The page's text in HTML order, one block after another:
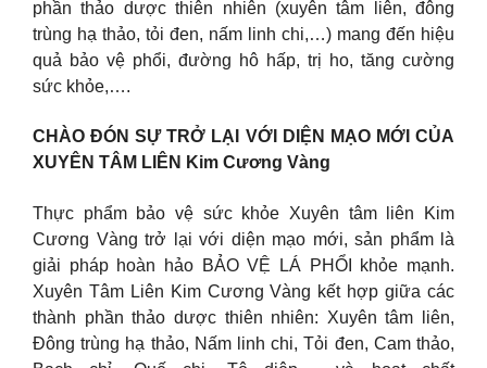
phần thảo dược thiên nhiên (xuyên tâm liên, đông
trùng hạ thảo, tỏi đen, nấm linh chi,…) mang đến hiệu
quả bảo vệ phổi, đường hô hấp, trị ho, tăng cường
sức khỏe,….
CHÀO ĐÓN SỰ TRỞ LẠI VỚI DIỆN MẠO MỚI CỦA
XUYÊN TÂM LIÊN Kim Cương Vàng
Thực phẩm bảo vệ sức khỏe Xuyên tâm liên Kim
Cương Vàng trở lại với diện mạo mới, sản phẩm là
giải pháp hoàn hảo BẢO VỆ LÁ PHỔI khỏe mạnh.
Xuyên Tâm Liên Kim Cương Vàng kết hợp giữa các
thành phần thảo dược thiên nhiên: Xuyên tâm liên,
Đông trùng hạ thảo, Nấm linh chi, Tỏi đen, Cam thảo,